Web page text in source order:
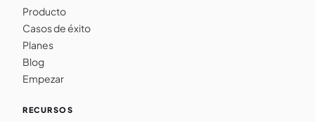
Producto
Casos de éxito
Planes
Blog
Empezar
RECURSOS